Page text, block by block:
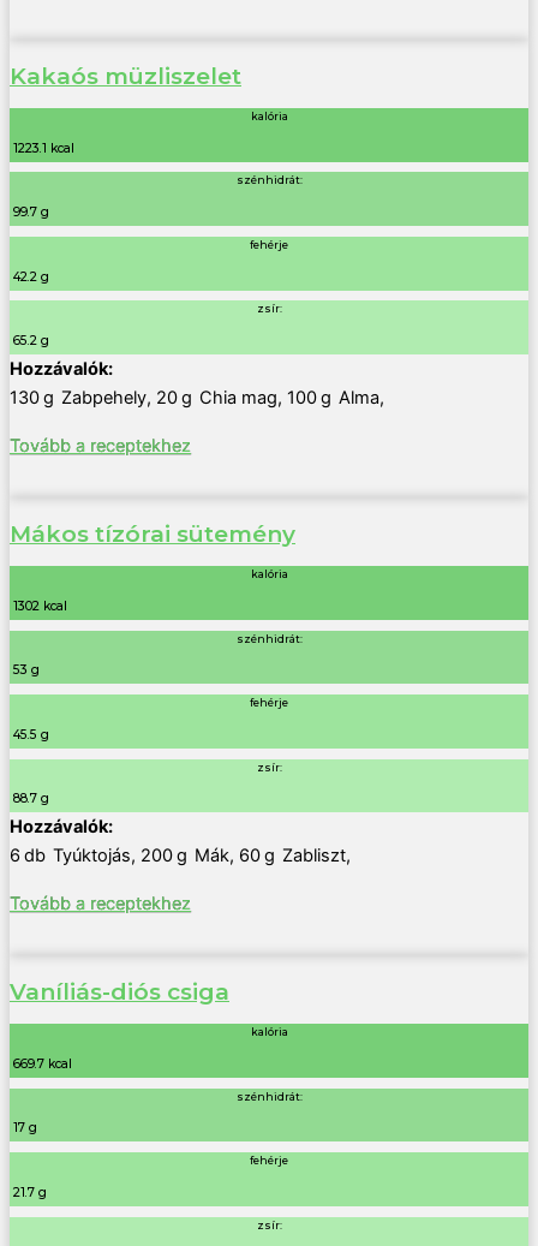
Kakaós müzliszelet
kalória
1223.1 kcal
szénhidrát:
99.7 g
fehérje
42.2 g
zsír:
65.2 g
130g Zabpehely, 20g Chia mag, 100g Alma,
Tovább a receptekhez
Mákos tízórai sütemény
kalória
1302 kcal
szénhidrát:
53 g
fehérje
45.5 g
zsír:
88.7 g
6 db Tyúktojás, 200g Mák, 60g Zabliszt,
Tovább a receptekhez
Vaníliás-diós csiga
kalória
669.7 kcal
szénhidrát:
17 g
fehérje
21.7 g
zsír: